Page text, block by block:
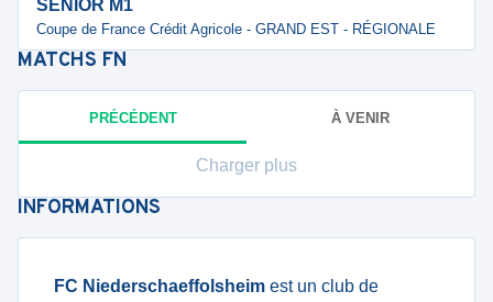
SENIOR M1
Coupe de France Crédit Agricole - GRAND EST - RÉGIONALE
MATCHS FN
PRÉCÉDENT À VENIR
Charger plus
INFORMATIONS
FC Niederschaeffolsheim est un club de